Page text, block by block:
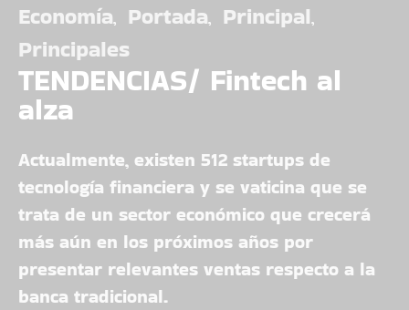
Economía Portada Principal
Principales
TENDENCIAS/ Fintech al
alza
Actualmente, existen 512 startups de
tecnología financiera y se vaticina que se
trata de un sector económico que crecerá
más aún en los próximos años por
presentar relevantes ventas respecto a la
banca tradicional.